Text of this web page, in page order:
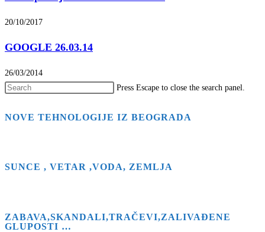
20/10/2017
GOOGLE 26.03.14
26/03/2014
Press Escape to close the search panel.
NOVE TEHNOLOGIJE IZ BEOGRADA
SUNCE , VETAR ,VODA, ZEMLJA
ZABAVA,SKANDALI,TRAČEVI,ZALIVAĐENE
GLUPOSTI …